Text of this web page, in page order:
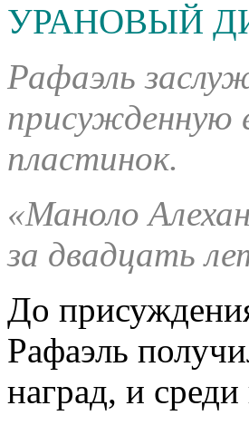
УРАНОВЫЙ
Рафаэль
присужденную
пластинок.
«Маноло
за двадцать
До
Рафаэль
наград, и